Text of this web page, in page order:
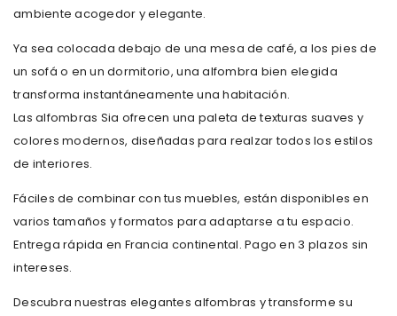
ambiente acogedor y elegante.
Ya sea colocada debajo de una mesa de café, a los pies de
un sofá o en un dormitorio, una alfombra bien elegida
transforma instantáneamente una habitación.
Las alfombras Sia ofrecen una paleta de texturas suaves y
colores modernos, diseñadas para realzar todos los estilos
de interiores.
Fáciles de combinar con tus muebles, están disponibles en
varios tamaños y formatos para adaptarse a tu espacio.
Entrega rápida en Francia continental. Pago en 3 plazos sin
intereses.
Descubra nuestras elegantes alfombras y transforme su